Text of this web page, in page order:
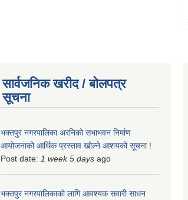
सार्वजनिक खरीद / बोलपत्र
सूचना
भक्तपुर नगरपालिका अरनिको सभाभवन निर्माण
आयोजनाको आर्थिक प्रस्ताव खोल्ने आशयको सूचना !
Post date: 1 week 5 days ago
भक्तपुर नगरपालिकाकाे लागि आवश्यक सवारी साधन